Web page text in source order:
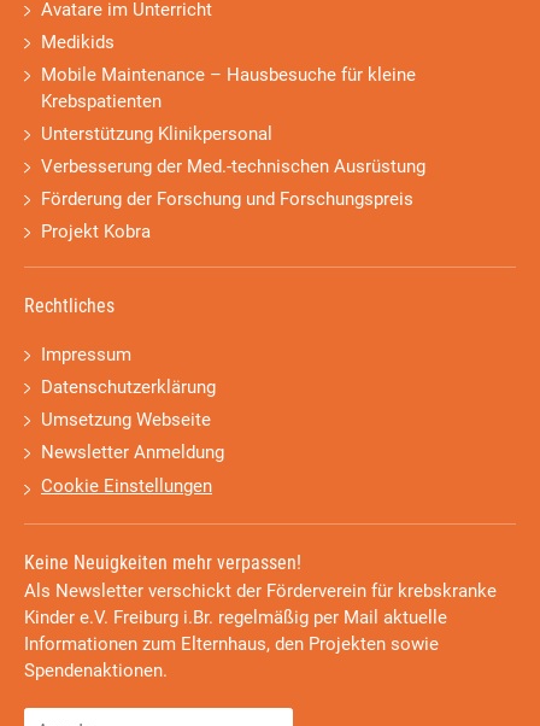
Avatare im Unterricht
Medikids
Mobile Maintenance – Hausbesuche für kleine
Krebspatienten
Unterstützung Klinikpersonal
Verbesserung der Med.-technischen Ausrüstung
Förderung der Forschung und Forschungspreis
Projekt Kobra
Rechtliches
Impressum
Datenschutzerklärung
Umsetzung Webseite
Newsletter Anmeldung
Cookie Einstellungen
Keine Neuigkeiten mehr verpassen!
Als Newsletter verschickt der Förderverein für krebskranke
Kinder e.V. Freiburg i.Br. regelmäßig per Mail aktuelle
Informationen zum Elternhaus, den Projekten sowie
Spendenaktionen.